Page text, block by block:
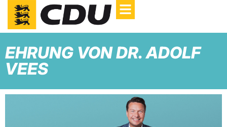
EHRUNG VON DR. ADOLF
VEES